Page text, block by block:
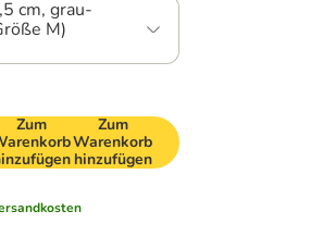
cm, grau-
M)
Zum
Zum
Warenkorb
hinzufügen